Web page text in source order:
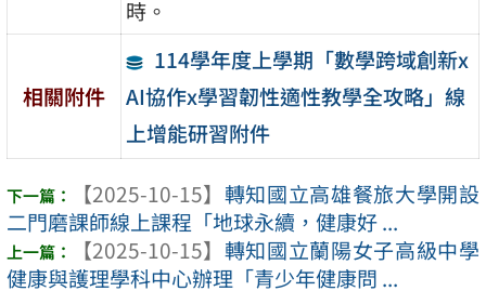
時。
相關附件
114學年度上學期「數學跨域創新x
AI協作x學習韌性適性教學全攻略」線
上增能研習附件
【2025-10-15】 轉知國立高雄餐旅大學開設
二門磨課師線上課程「地球永續，健康好 ...
【2025-10-15】 轉知國立蘭陽女子高級中學
健康與護理學科中心辦理「青少年健康問 ...